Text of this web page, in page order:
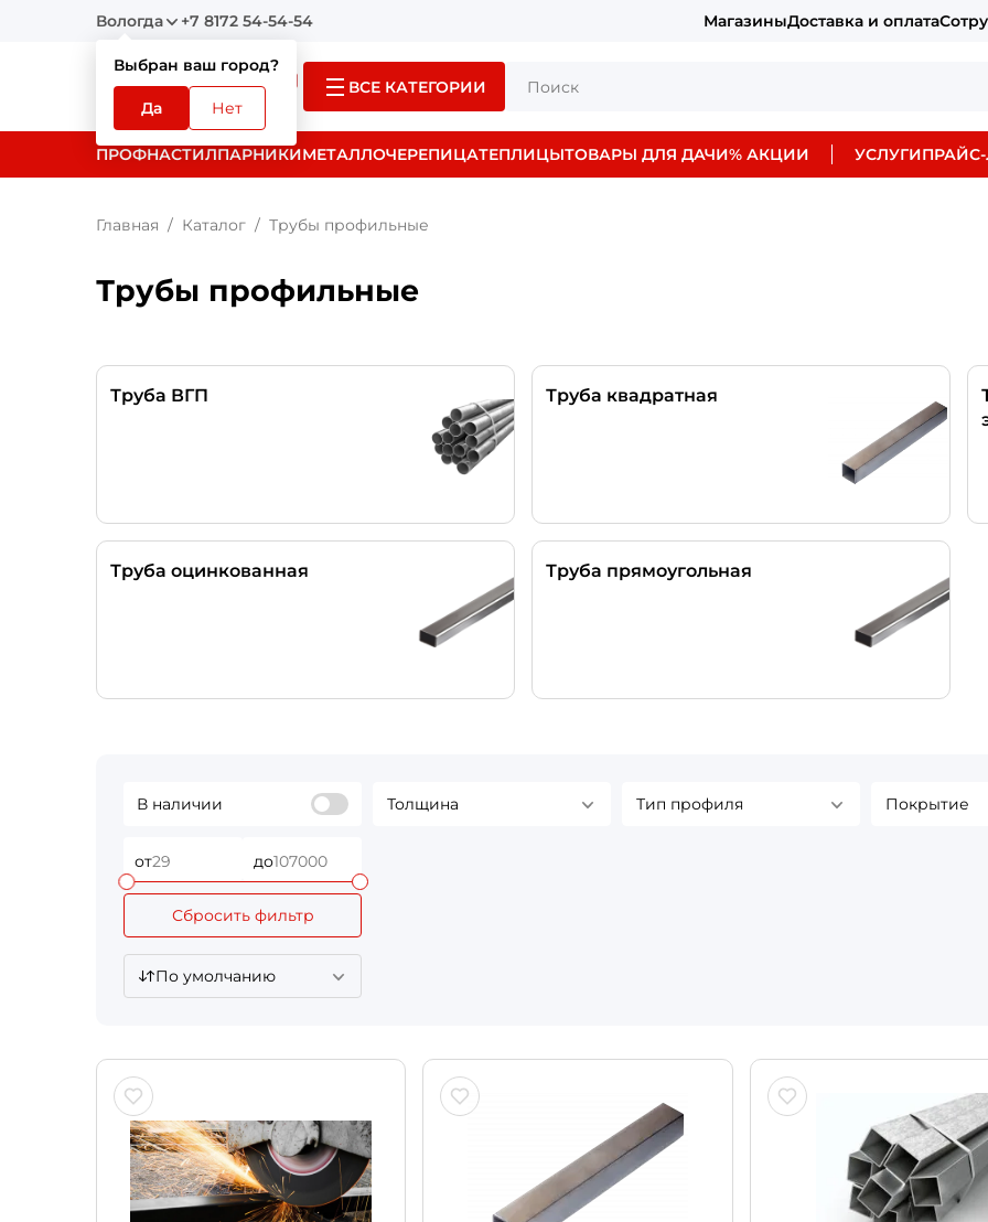
Вологда
Выбран ваш город?
Да Нет
+7 8172 54-54-54 МагазиныДоставка и оплата
ВСЕ КАТЕГОРИИ
ПРОФНАСТИЛПАРНИКИМЕТАЛЛОЧЕРЕПИЦАТЕПЛИЦЫТОВАРЫ ДЛЯ ДАЧИ% АКЦИИ УСЛУГИ
Главная Каталог Трубы профильные
Трубы профильные
Труба ВГП Труба квадратная
Труба оцинкованная Труба прямоугольная
В наличии Толщина Тип профиля Покрытие
от до
Сбросить фильтр
По умолчанию